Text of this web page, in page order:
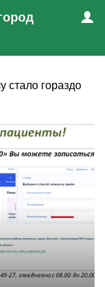
стало гораздо